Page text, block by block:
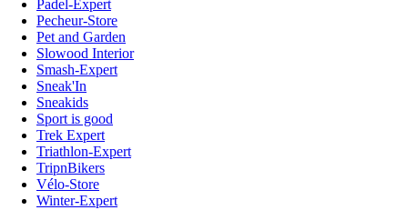
Padel-Expert
Pecheur-Store
Pet and Garden
Slowood Interior
Smash-Expert
Sneak'In
Sneakids
Sport is good
Trek Expert
Triathlon-Expert
TripnBikers
Vélo-Store
Winter-Expert